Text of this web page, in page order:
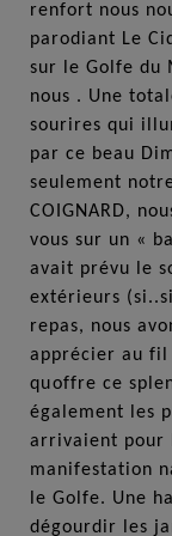
renfort nous
parodiant Le
sur le Golfe du
nous . Une
sourires qui
par ce beau
seulement
COIGNARD,
vous sur un «
avait prévu le
extérieurs
repas, nous
apprécier au fil
quoffre ce
également les
arrivaient pour
manifestation
le Golfe. Une
dégourdir les